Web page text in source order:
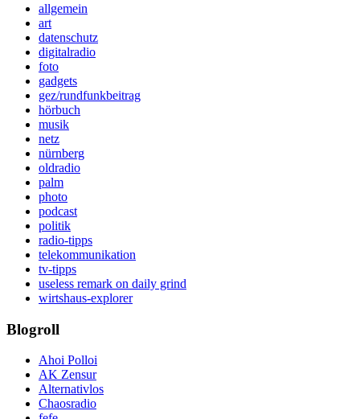
allgemein
art
datenschutz
digitalradio
foto
gadgets
gez/rundfunkbeitrag
hörbuch
musik
netz
nürnberg
oldradio
palm
photo
podcast
politik
radio-tipps
telekommunikation
tv-tipps
useless remark on daily grind
wirtshaus-explorer
Blogroll
Ahoi Polloi
AK Zensur
Alternativlos
Chaosradio